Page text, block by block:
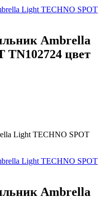
Ambrella
TN102724 цвет
Light TECHNO SPOT
Ambrella